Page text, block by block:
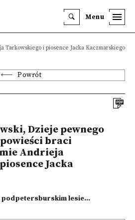
Menu
i piosence Jacka Kaczmarskiego
Powrót
Dzieje pewnego
braci
Andrieja
Jacka
podpetersburskim lesie...